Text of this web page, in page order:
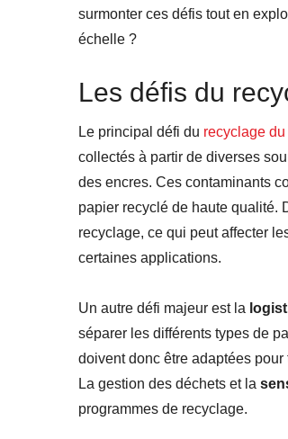
surmonter ces défis tout en
échelle ?
Les défis du
Le principal défi du recyclage
collectés à partir de diverses
des encres. Ces contaminants
papier recyclé de haute qualité.
recyclage, ce qui peut affecter
certaines applications.
Un autre défi majeur est la
séparer les différents types de
doivent donc être adaptées
La gestion des déchets et la
programmes de recyclage.